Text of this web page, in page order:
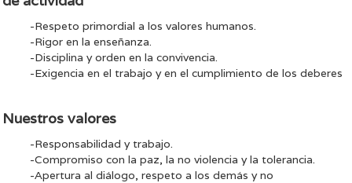
-Respeto primordial a los valores humanos.
-Rigor en la enseñanza.
-Disciplina y orden en la convivencia.
-Exigencia en el trabajo y en el cumplimiento de los deberes
Nuestros valores
-Responsabilidad y trabajo.
-Compromiso con la paz, la no violencia y la tolerancia.
-Apertura al diálogo, respeto a los demás y no